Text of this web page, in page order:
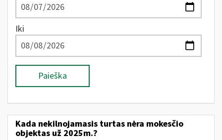
Iki
Paieška
Kada nekilnojamasis turtas nėra mokesčio
objektas už 2025m.?